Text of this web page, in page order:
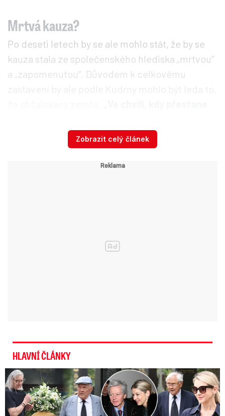
Mrtvá kauza?
Po deseti letech by se ale mohlo stát, že by se
kauza stala ze společenského hlediska „mrtvou“
a „zapomenutou“. Důvodem k celkovému
Ústavní právník nepředpokládá, že by do
Babiš byl shledán vinný a k jakému trestu by byl
„V takovém případě by to vlastně začalo být
zajímavé, protože ani Ústava ani volební
zákony a pokud vím, tak ani předpisy,
Zobrazit celý článek
HLAVNÍ ČLÁNKY
Speciální řečníci nad rakví Laurina: Rozbrečeli i dceru